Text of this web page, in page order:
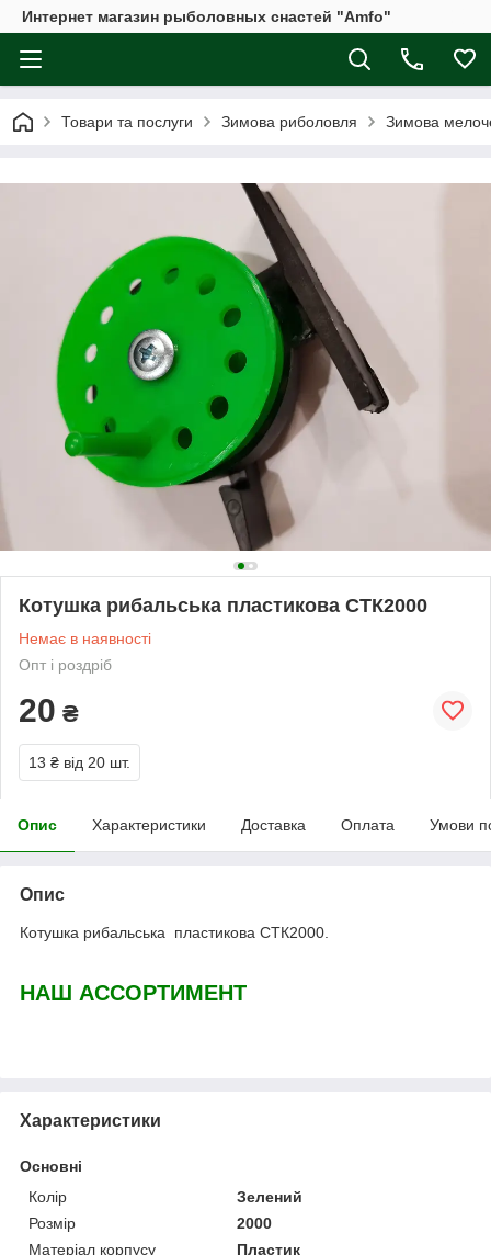
Интернет магазин рыболовных снастей "Amfo"
Товари та послуги Зимова риболовля Зимова
Котушка рибальська пластикова СТК2000
Немає в наявності
Опт і роздріб
20 ₴
13 ₴ від 20 шт.
Опис Характеристики Доставка Оплата Умови
Опис
Котушка рибальська пластикова СТК2000.
НАШ АССОРТИМЕНТ
Характеристики
Основні
Колір
Зелений
Розмір
2000
Матеріал корпусу
Пластик